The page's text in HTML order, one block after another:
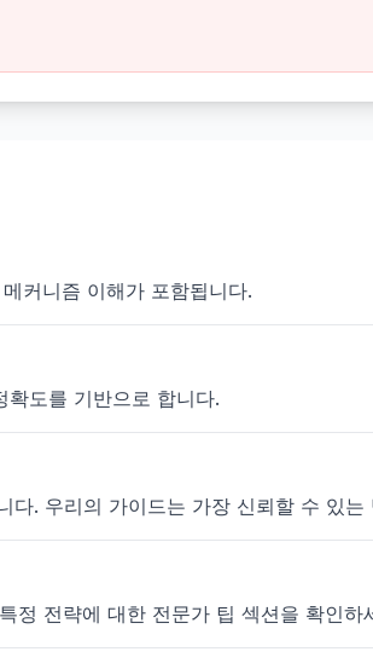
커니즘 이해가 포함됩니다.
도를 기반으로 합니다.
. 우리의 가이드는 가장 신뢰할 수 있
정 전략에 대한 전문가 팁 섹션을 확인하